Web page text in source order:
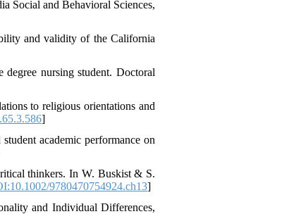
Social and Behavioral Sciences,
and validity of the California
nursing student. Doctoral
to religious orientations and
]
academic performance on
thinkers. In W. Buskist & S.
9780470754924.ch13]
and Individual Differences,